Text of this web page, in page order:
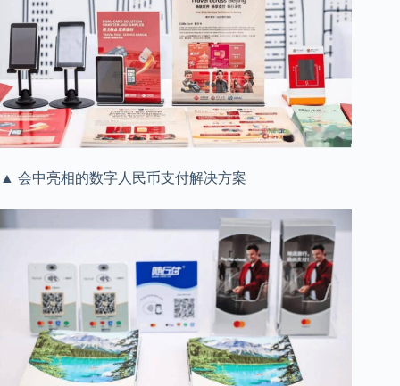
▲ 会中亮相的数字人民币支付解决方案